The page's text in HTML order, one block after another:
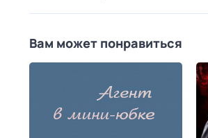
Вам может понравиться